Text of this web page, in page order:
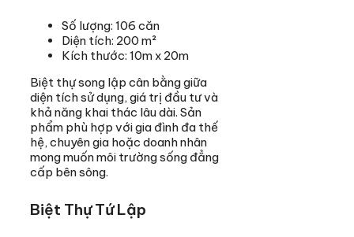
Số lượng: 106 căn
Diện tích: 200 m²
Kích thước: 10m x 20m
Biệt thự song lập cân bằng giữa
diện tích sử dụng, giá trị đầu tư và
khả năng khai thác lâu dài. Sản
phẩm phù hợp với gia đình đa thế
hệ, chuyên gia hoặc doanh nhân
mong muốn môi trường sống đẳng
cấp bên sông.
Biệt Thự Tứ Lập